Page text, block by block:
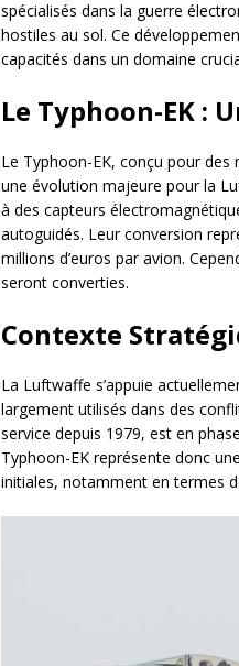
spécialisés dans la guerre
hostiles au sol. Ce
capacités dans un domaine
Le Typhoon-EK :
Le Typhoon-EK, conçu pour des
une évolution majeure pour la
à des capteurs
autoguidés. Leur conversion
millions d’euros par avion.
seront converties.
Contexte
La Luftwaffe s’appuie
largement utilisés dans des
service depuis 1979, est en
Typhoon-EK représente donc
initiales, notamment en termes